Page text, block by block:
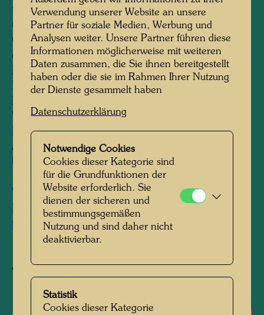
the Whales an Greenpeace Pacific Southwest
und Save the Seas an die Jacques Cousteau
Gesellschaft (Cousteau Society, Norfolk)
erfolgte am 11. Dezember 1982 im West
Plaza, Ghirardelli Square, in Anwesenheit von
Leonard Post, Präsident von Greenpeace
Pacific Southwest, und Jean-Michel Cousteau,
Vizepräsident der Cousteau Society. Alle
Einnahmen aus dem Verkauf der Poster flossen
an die Umweltorganisationen.
Übergabe wurde in San Francisco vom 5. bis
11. Dezember 1982 die HUNDERTWASSER
WOCHE durch Dianne Feinstein,
Bürgermeisterin der Stadt San Francisco,
proklamiert.
Objekt zum Werk kaufen
Verwendung unserer Website an unsere
Partner für soziale Medien, Werbung und
Analysen weiter. Unsere Partner führen diese
Informationen möglicherweise mit weiteren
Daten zusammen, die Sie ihnen bereitgestellt
haben oder die sie im Rahmen Ihrer Nutzung
der Dienste gesammelt haben
Datenschutzerklärung
Notwendige Cookies
Cookies dieser Kategorie sind
für die Grundfunktionen der
Website erforderlich. Sie
dienen der sicheren und
bestimmungsgemäßen
Nutzung und sind daher nicht
deaktivierbar.
Statistik
Cookies dieser Kategorie